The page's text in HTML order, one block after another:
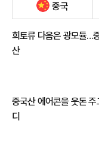
중국
희토류 다음은 광모듈…
산
중국산 에어콘을 웃돈 주
디